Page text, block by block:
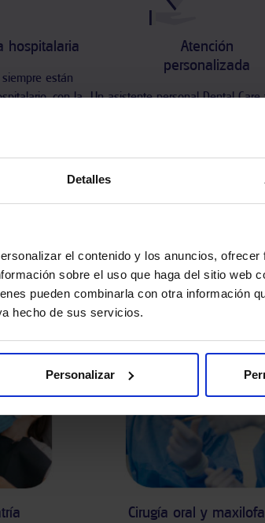
Detalles
el contenido y los anuncios,
sobre el uso que haga del sitio web
pueden combinarla con otra información
hecho de sus servicios.
Personalizar
hospitalaria
están
con la
Atención
personalizada
Un asistente personal Dental Care
tratamientos
la Vida. Cuidamos de su salud
Cirugía oral y